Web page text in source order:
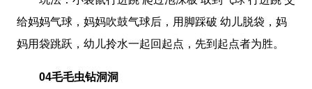
给妈妈气球，妈妈吹鼓气球后，用脚踩破 幼儿脱袋，妈
妈用袋跳跃，幼儿拎水一起回起点，先到起点者为胜。
04毛毛虫钻洞洞